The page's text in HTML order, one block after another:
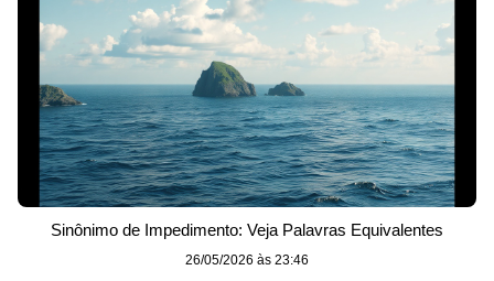
Sinônimo de Impedimento: Veja Palavras Equivalentes
26/05/2026 às 23:46